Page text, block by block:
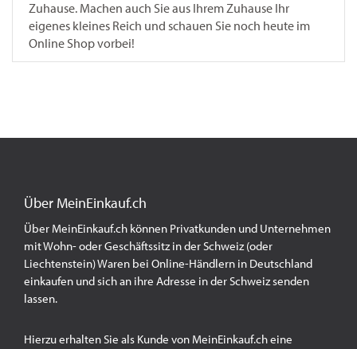
Zuhause. Machen auch Sie aus Ihrem Zuhause Ihr
eigenes kleines Reich und schauen Sie noch heute im
Online Shop vorbei!
Über MeinEinkauf.ch
Über MeinEinkauf.ch können Privatkunden und Unternehmen
mit Wohn- oder Geschäftssitz in der Schweiz (oder
Liechtenstein) Waren bei Online-Händlern in Deutschland
einkaufen und sich an ihre Adresse in der Schweiz senden
lassen.
Hierzu erhalten Sie als Kunde von MeinEinkauf.ch eine